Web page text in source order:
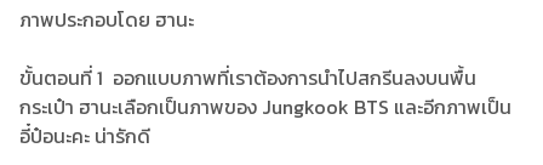
ภาพประกอบโดย ฮานะ
ขั้นตอนที่ 1 ออกแบบภาพที่เราต้องการนำไปสกรีนลงบนพื้น
กระเป๋า ฮานะเลือกเป็นภาพของ Jungkook BTS และอีกภาพเป็น
อี๋ป๋อนะคะ น่ารักดี